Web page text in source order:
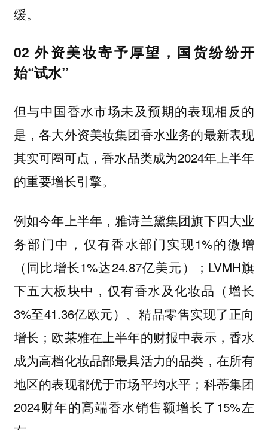
缓。
02 外资美妆寄予厚望，国货纷纷开
始“试水”
但与中国香水市场未及预期的表现相反的
是，各大外资美妆集团香水业务的最新表现
其实可圈可点，香水品类成为2024年上半年
的重要增长引擎。
例如今年上半年，雅诗兰黛集团旗下四大业
务部门中，仅有香水部门实现1%的微增
（同比增长1%达24.87亿美元）；LVMH旗
下五大板块中，仅有香水及化妆品（增长
3%至41.36亿欧元）、精品零售实现了正向
增长；欧莱雅在上半年的财报中表示，香水
成为高档化妆品部最具活力的品类，在所有
地区的表现都优于市场平均水平；科蒂集团
2024财年的高端香水销售额增长了15%左